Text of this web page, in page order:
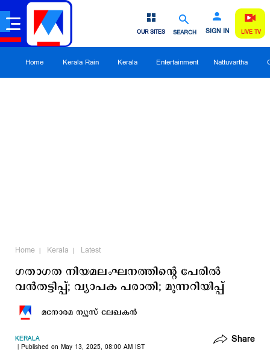
SEARCH SIGN IN
OUR SITES LIVE TV
Home Kerala Rain Kerala Entertainment Nattuvartha
Home Kerala Latest
ഗതാഗത നിയമലംഘനത്തിന്‍റെ പേരില്‍
വന്‍തട്ടിപ്പ്; വ്യാപക പരാതി; മുന്നറിയിപ്പ്
മനോരമ ന്യൂസ് ലേഖകന്‍
KERALA
Published on May 13, 2025, 08:00 AM IST
Share